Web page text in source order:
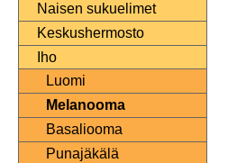
Naisen sukuelimet
Keskushermosto
Iho
Luomi
Melanooma
Basaliooma
Punajäkälä